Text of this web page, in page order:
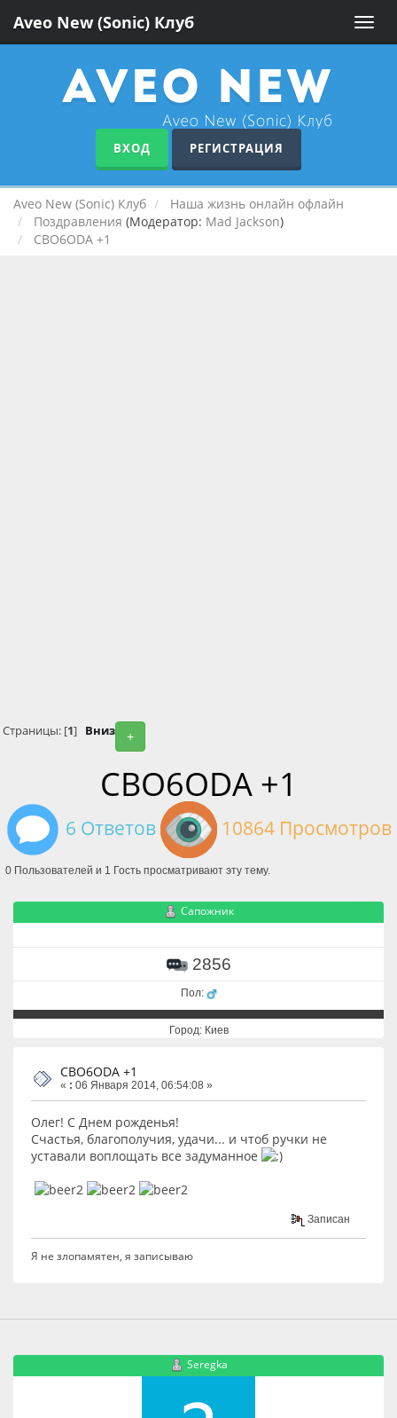
Toggle
Aveo New (Sonic) Клуб
ВХОД РЕГИСТРАЦИЯ
Aveo New (Sonic) Клуб
Наша жизнь онлайн офлайн
Поздравления (Модератор: Mad Jackson)
CBO6ODA +1
+
Страницы: [1] Вниз
CBO6ODA +1
6 Ответов 10864 Просмотров
0 Пользователей и 1 Гость просматривают эту тему.
Сапожник
2856
Пол:
Город: Киев
CBO6ODA +1
« : 06 Января 2014, 06:54:08 »
Олег! С Днем рожденья!
Счастья, благополучия, удачи... и чтоб ручки не
уставали воплощать все задуманное
Записан
Я не злопамятен, я записываю
Seregka